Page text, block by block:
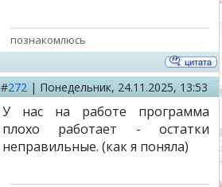
познакомлюсь
#272 | Понедельник, 24.11.2025, 13:53
У нас на работе программа
плохо работает - остатки
неправильные. (как я поняла)